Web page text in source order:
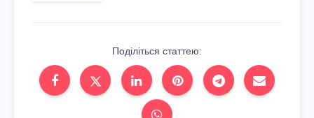
Поділіться статтею: